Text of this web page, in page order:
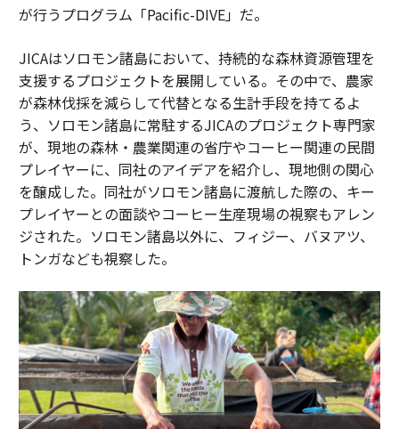
が行うプログラム「Pacific-DIVE」だ。
JICAはソロモン諸島において、持続的な森林資源管理を
支援するプロジェクトを展開している。その中で、農家
が森林伐採を減らして代替となる生計手段を持てるよ
う、ソロモン諸島に常駐するJICAのプロジェクト専門家
が、現地の森林・農業関連の省庁やコーヒー関連の民間
プレイヤーに、同社のアイデアを紹介し、現地側の関心
を醸成した。同社がソロモン諸島に渡航した際の、キー
プレイヤーとの面談やコーヒー生産現場の視察もアレン
ジされた。ソロモン諸島以外に、フィジー、バヌアツ、
トンガなども視察した。